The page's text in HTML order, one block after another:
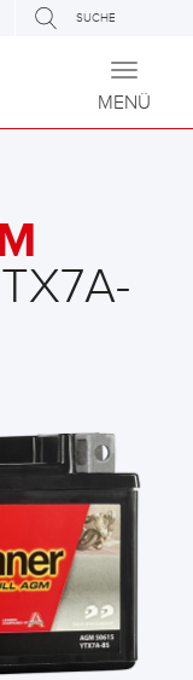
SUCHE
Toggle
MENÜ